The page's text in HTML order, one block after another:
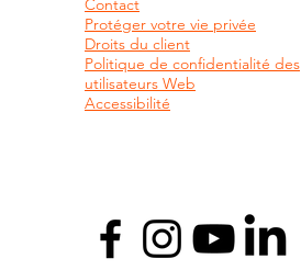
Contact
Protéger votre vie privée
Droits du client
Politique de confidentialité des
utilisateurs Web
Accessibilité